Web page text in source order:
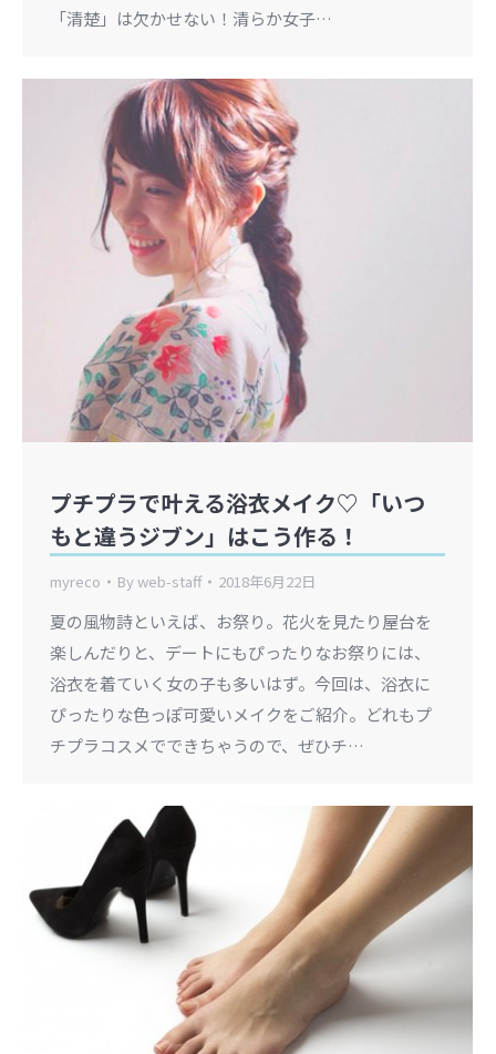
「清楚」は欠かせない！清らか女子…
プチプラで叶える浴衣メイク♡「いつ
もと違うジブン」はこう作る！
myreco Byweb-staff 2018年6月22日
夏の風物詩といえば、お祭り。花火を見たり屋台を
楽しんだりと、デートにもぴったりなお祭りには、
浴衣を着ていく女の子も多いはず。今回は、浴衣に
ぴったりな色っぽ可愛いメイクをご紹介。どれもプ
チプラコスメでできちゃうので、ぜひチ…